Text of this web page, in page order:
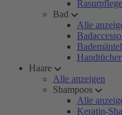
Rasurpflege
Bad
Alle
Bademäntel
Handtücher
Haare
Alle anzeigen
Shampoos
Alle
Keratin-